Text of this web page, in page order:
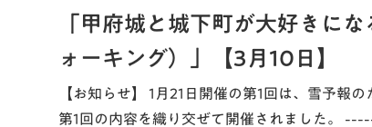
「甲府城と城下町が大好きに
ォーキング）」【3月10日】
【お知らせ】 1月21日開催の第1回は、雪予報
第1回の内容を織り交ぜて開催されました